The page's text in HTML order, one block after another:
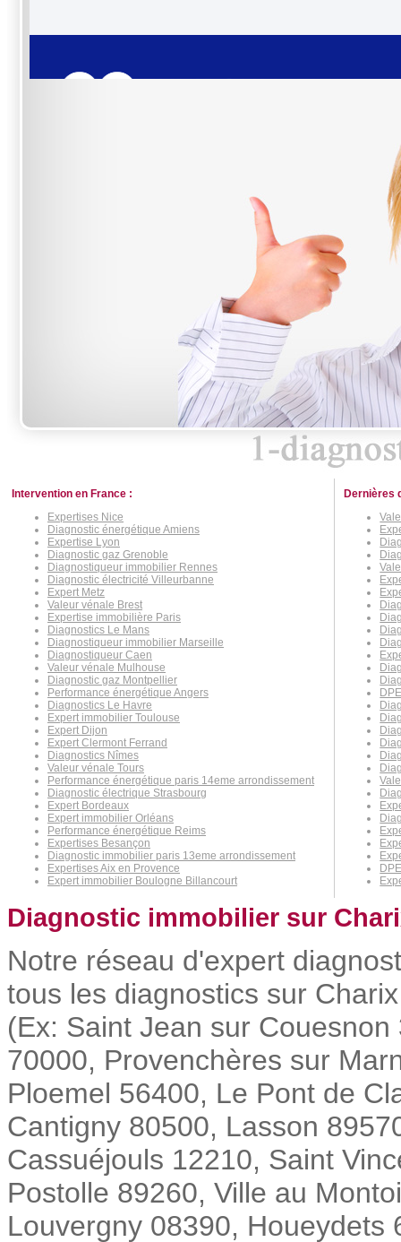
Intervention en France :
Expertises Nice
Diagnostic énergétique Amiens
Expertise Lyon
Diagnostic gaz Grenoble
Diagnostiqueur immobilier Rennes
Diagnostic électricité Villeurbanne
Expert Metz
Valeur vénale Brest
Expertise immobilière Paris
Diagnostics Le Mans
Diagnostiqueur immobilier Marseille
Diagnostiqueur Caen
Valeur vénale Mulhouse
Diagnostic gaz Montpellier
Performance énergétique Angers
Diagnostics Le Havre
Expert immobilier Toulouse
Expert Dijon
Expert Clermont Ferrand
Diagnostics Nîmes
Valeur vénale Tours
Performance énergétique paris 14eme arrondissement
Diagnostic électrique Strasbourg
Expert Bordeaux
Expert immobilier Orléans
Performance énergétique Reims
Expertises Besançon
Diagnostic immobilier paris 13eme arrondissement
Expertises Aix en Provence
Expert immobilier Boulogne Billancourt
Dernières
Diagnostic immobilier sur
Notre réseau d'expert
tous les diagnostics sur
(Ex: Saint Jean sur
70000, Provenchères sur
Ploemel 56400, Le Pont de
Cantigny 80500, Lasson
Cassuéjouls 12210, Saint
Postolle 89260, Ville au
Louvergny 08390, Houeydets